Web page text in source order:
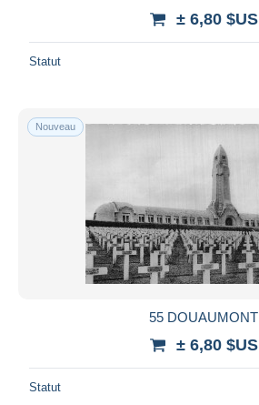
± 6,80 $US
Statut
Nouveau
55 DOUAUMONT
± 6,80 $US
Statut